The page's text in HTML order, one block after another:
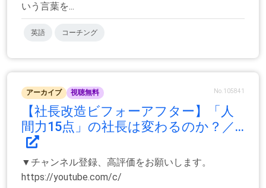
いう言葉を...
英語 コーチング
アーカイブ 視聴無料 No.105841
【社長改造ビフォーアフター】「人
間力15点」の社長は変わるのか？／...
▼チャンネル登録、高評価をお願いします。
https://youtube.com/c/